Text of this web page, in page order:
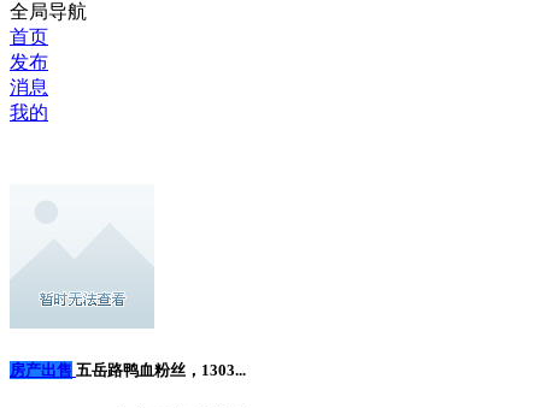
全局导航
首页
发布
消息
我的
房产出售 五岳路鸭血粉丝，1303...